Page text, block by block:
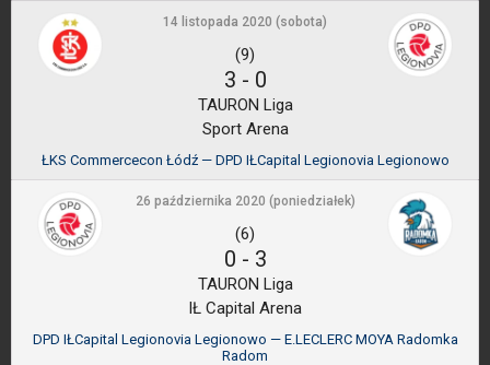
14 listopada 2020 (sobota)
(9)
3 - 0
TAURON Liga
Sport Arena
ŁKS Commercecon Łódź — DPD IŁCapital Legionovia Legionowo
26 października 2020 (poniedziałek)
(6)
0 - 3
TAURON Liga
IŁ Capital Arena
DPD IŁCapital Legionovia Legionowo — E.LECLERC MOYA Radomka
Radom